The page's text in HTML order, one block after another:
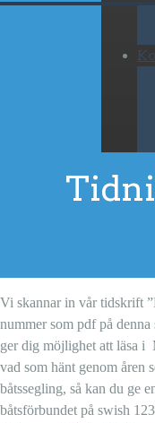
Vi skannar in vår tidskrift
nummer som pdf på
ger dig möjlighet att läsa i
vad som hänt genom åren
båtssegling, så kan du ge
båtsförbundet på swish